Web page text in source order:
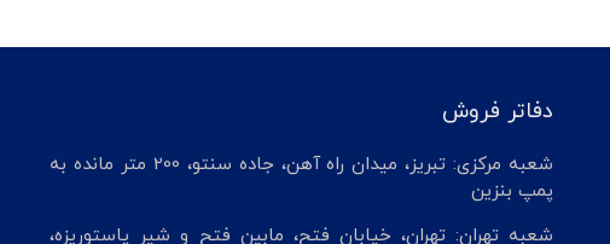
دفاتر فروش
شعبه مرکزی: تبریز، میدان راه آهن، جاده سنتو، 200 متر مانده به
پمپ بنزین
شعبه تهران: تهران، خیابان فتح، مابین فتح و شیر پاستوریزه،